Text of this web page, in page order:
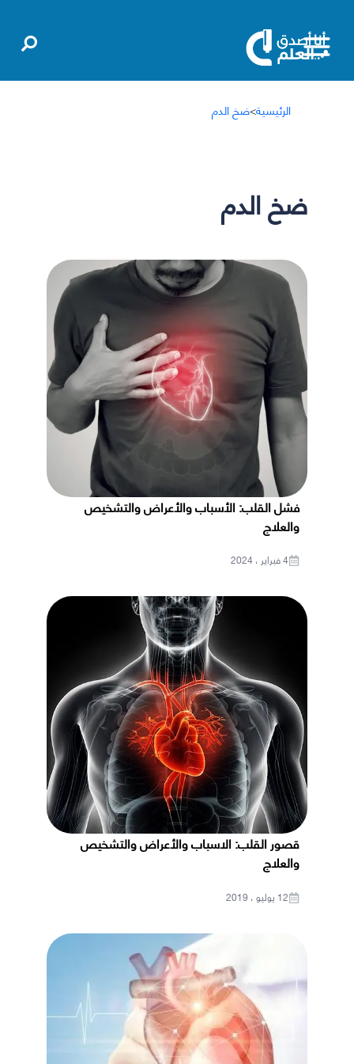
الرئيسية>ضخ الدم
ضخ الدم
فشل القلب: الأسباب والأعراض والتشخيص
والعلاج
4 فبراير ، 2024
قصور القلب: الاسباب والأعراض والتشخيص
والعلاج
12 يوليو ، 2019